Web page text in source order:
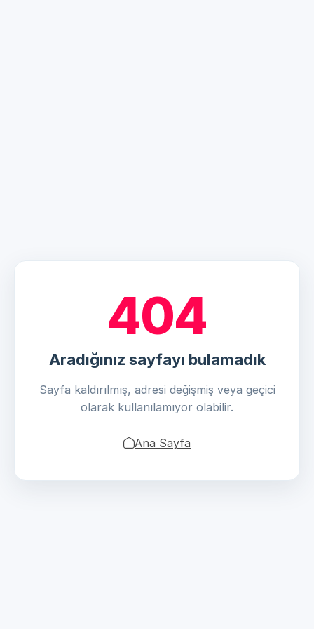
404
Aradığınız sayfayı bulamadık
Sayfa kaldırılmış, adresi değişmiş veya geçici
olarak kullanılamıyor olabilir.
Ana Sayfa